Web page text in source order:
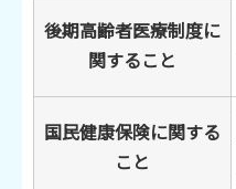
後期高齢者医療制度に
関すること
国民健康保険に関する
こと